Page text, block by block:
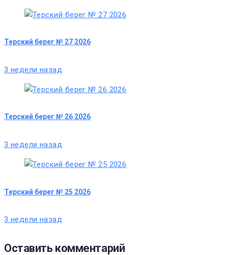
Терский берег № 27 2026
3 недели назад
Терский берег № 26 2026
3 недели назад
Терский берег № 25 2026
3 недели назад
Оставить комментарий